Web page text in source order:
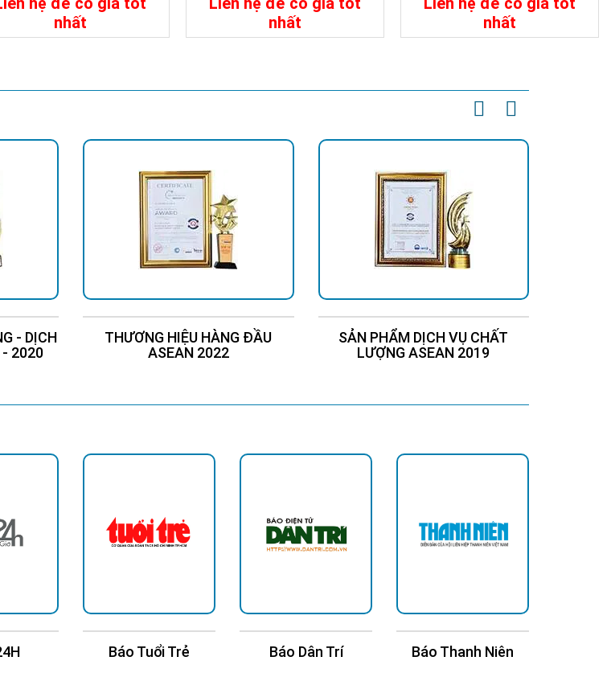
nhất
29.988.000đ
nhất
31.188.000đ
nhất
32.394.000đ
- DỊCH
- 2020
THƯƠNG HIỆU HÀNG ĐẦU
ASEAN 2022
SẢN PHẨM DỊCH VỤ CHẤT
LƯỢNG ASEAN 2019
Báo Tuổi Trẻ Báo Dân Trí Báo Thanh Niên